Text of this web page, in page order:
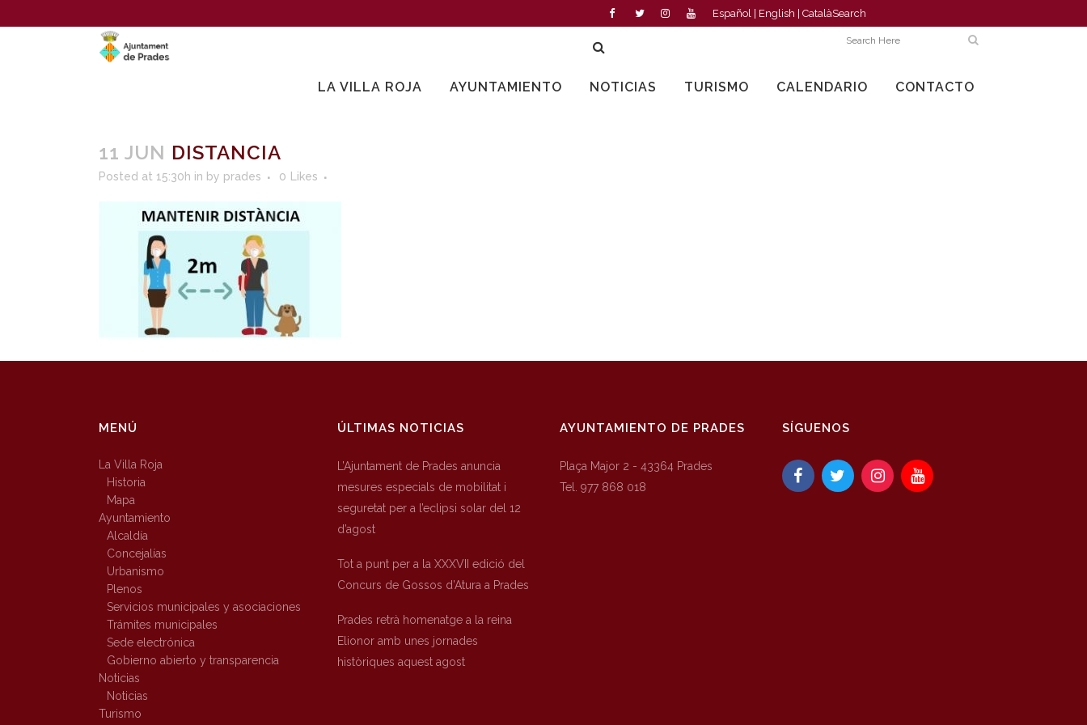
Español English CatalàSearch
LA VILLA ROJA AYUNTAMIENTO NOTICIAS TURISMO CALENDARIO CONTACTO
11 JUN DISTANCIA
Posted at 15:30h in by prades 0 Likes
MENÚ
La Villa Roja
Historia
Mapa
Ayuntamiento
Alcaldía
Concejalías
Urbanismo
Plenos
Servicios municipales y asociaciones
Trámites municipales
Sede electrónica
Gobierno abierto y transparencia
Noticias
Noticias
Turismo
ÚLTIMAS NOTICIAS
L’Ajuntament de Prades anuncia
mesures especials de mobilitat i
seguretat per a l’eclipsi solar del 12
d’agost
Tot a punt per a la XXXVII edició del
Concurs de Gossos d’Atura a Prades
Prades retrà homenatge a la reina
Elionor amb unes jornades
històriques aquest agost
AYUNTAMIENTO DE PRADES
Plaça Major 2 - 43364 Prades
Tel. 977 868 018
SÍGUENOS